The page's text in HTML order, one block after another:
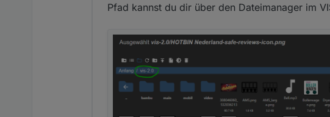
Pfad kannst du dir über den Dateimanager im